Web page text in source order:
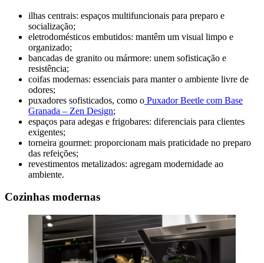
ilhas centrais: espaços multifuncionais para preparo e
socialização;
eletrodomésticos embutidos: mantêm um visual limpo e
organizado;
bancadas de granito ou mármore: unem sofisticação e
resistência;
coifas modernas: essenciais para manter o ambiente livre de
odores;
puxadores sofisticados, como o Puxador Beetle com Base
Granada – Zen Design;
espaços para adegas e frigobares: diferenciais para clientes
exigentes;
torneira gourmet: proporcionam mais praticidade no preparo
das refeições;
revestimentos metalizados: agregam modernidade ao
ambiente.
Cozinhas modernas